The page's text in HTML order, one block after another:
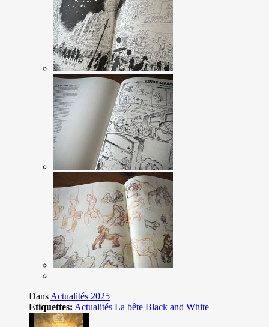
Dans Actualités 2025
Etiquettes: Actualités La bête Black and White